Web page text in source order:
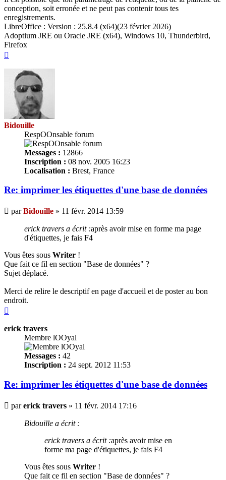
conception, soit erronée et ne peut pas contenir tous tes
enregistrements.
LibreOffice : Version : 25.8.4 (x64)(23 février 2026)
Adoptium JRE ou Oracle JRE (x64), Windows 10, Thunderbird,
Firefox
Bidouille
RespOOnsable forum
Messages : 12866
Inscription : 08 nov. 2005 16:23
Localisation : Brest, France
Re: imprimer les étiquettes d'une base de données
Message
parBidouille » 11 févr. 2014 13:59
erick travers a écrit :après avoir mise en forme ma page
d'étiquettes, je fais F4
Vous êtes sous Writer !
Que fait ce fil en section "Base de données" ?
Sujet déplacé.
Merci de relire le descriptif en page d'accueil et de poster au bon
endroit.
erick travers
Membre lOOyal
Messages : 42
Inscription : 24 sept. 2012 11:53
Re: imprimer les étiquettes d'une base de données
Message
parerick travers » 11 févr. 2014 17:16
Bidouille a écrit :
erick travers a écrit :après avoir mise en
forme ma page d'étiquettes, je fais F4
Vous êtes sous Writer !
Que fait ce fil en section "Base de données" ?